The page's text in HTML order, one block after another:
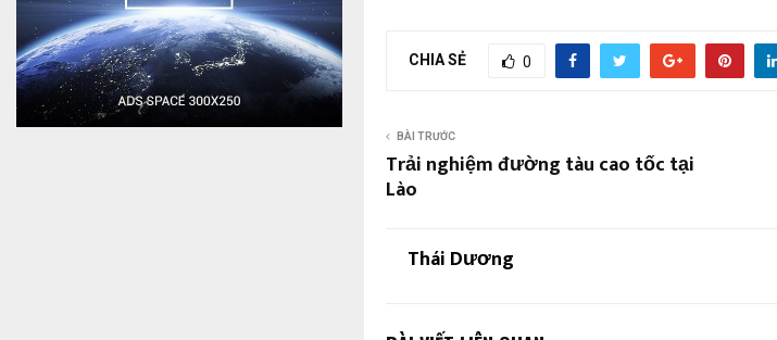
CHIA SẺ 0
BÀI TRƯỚC
Trải nghiệm đường tàu cao tốc tại
Lào
Thái Dương